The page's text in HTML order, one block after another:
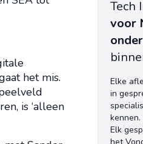
het mis.
is ‘alleen
Tech
voor
Elke
in
kennen.
Elk